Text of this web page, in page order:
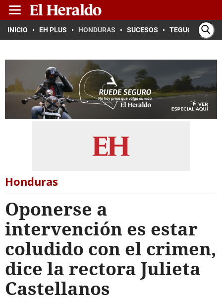
INICIO EH PLUS HONDURAS SUCESOS TEGUCIGALPA
Honduras
Oponerse a
intervención es estar
coludido con el crimen,
dice la rectora Julieta
Castellanos